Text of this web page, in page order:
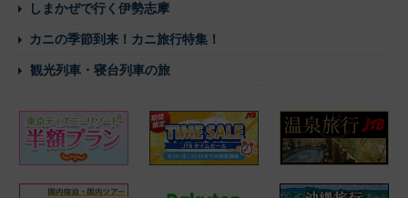
しまかぜで行く伊勢志摩
カニの季節到来！カニ旅行特集！
観光列車・寝台列車の旅